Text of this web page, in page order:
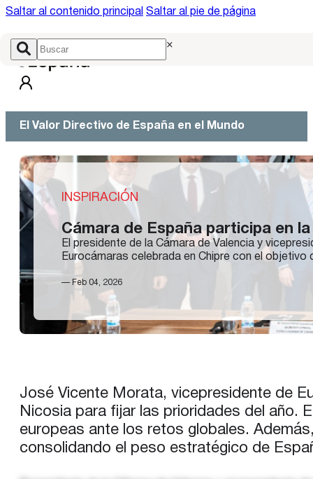
Saltar al contenido principal Saltar al pie de página
×
El Valor Directivo de España en el Mundo
INSPIRACIÓN
Cámara de España participa en
El presidente de la Cámara de Valencia y
Eurocámaras celebrada en Chipre con el
— Feb 04, 2026
José Vicente Morata, vicepresidente de
Nicosia para fijar las prioridades del año.
europeas ante los retos globales.
consolidando el peso estratégico de